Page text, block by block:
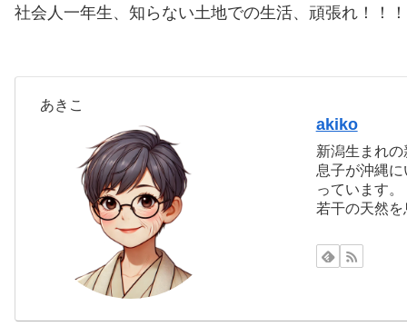
社会人一年生、知らない土地での生活、頑張れ！！
あきこ
akiko
新潟生まれ
息子が沖縄
っています。
若干の天然